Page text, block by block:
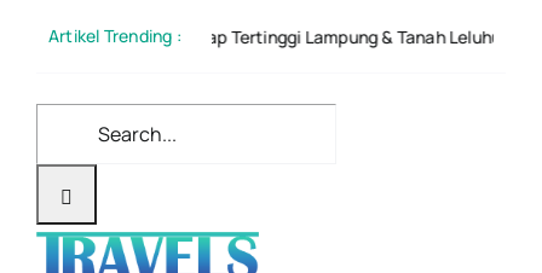
Artikel Trending :
Mendaki Atap Tertinggi Lampung & Tanah Leluhur Sekala Brak